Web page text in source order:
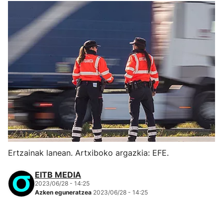
Ertzainak lanean. Artxiboko argazkia: EFE.
EITB MEDIA
2023/06/28 - 14:25
Azken eguneratzea 2023/06/28 - 14:25